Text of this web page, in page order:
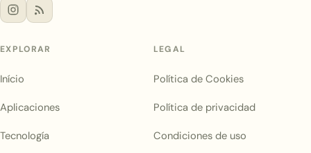
EXPLORAR
Início
Aplicaciones
Tecnología
LEGAL
Política de Cookies
Política de privacidad
Condiciones de uso